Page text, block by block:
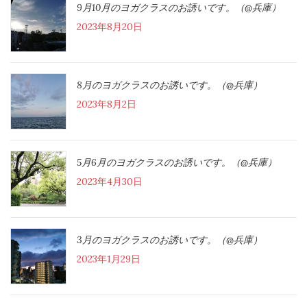
9月10月のヨガクラスのお誘いです。（@兵庫）
2023年8月20日
8月のヨガクラスのお誘いです。（@兵庫）
2023年8月2日
5月6月のヨガクラスのお誘いです。（@兵庫）
2023年4月30日
3月のヨガクラスのお誘いです。（@兵庫）
2023年1月29日